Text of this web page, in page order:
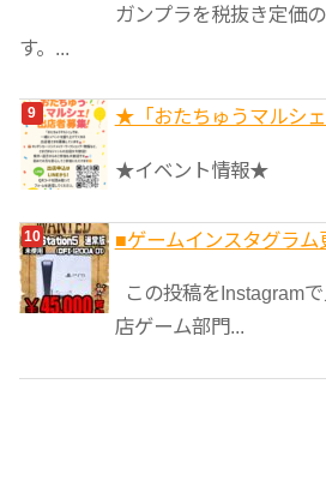
ガンプラを税抜き定価
す。...
★「おたちゅうマルシ
★イベント情報★
■ゲームインスタグラム
この投稿をInstagram
店ゲーム部門...